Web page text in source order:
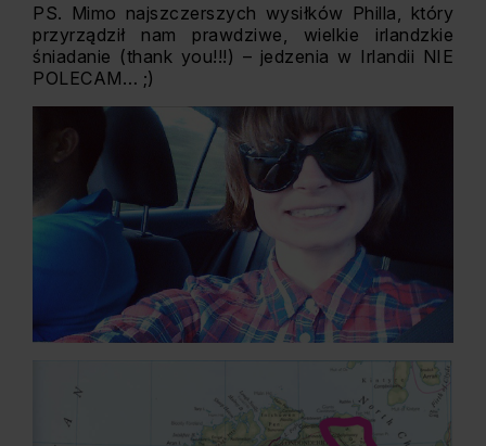
PS. Mimo najszczerszych wysiłków Philla, który
przyrządził nam prawdziwe, wielkie irlandzkie
śniadanie (thank you!!!) – jedzenia w Irlandii NIE
POLECAM… ;)